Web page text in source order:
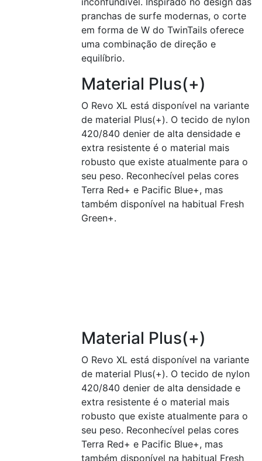
pranchas de surfe modernas, o corte
em forma de W do TwinTails oferece
uma combinação de direção e
equilíbrio.
Material Plus(+)
O Revo XL está disponível na variante
de material Plus(+). O tecido de nylon
420/840 denier de alta densidade e
extra resistente é o material mais
robusto que existe atualmente para o
seu peso. Reconhecível pelas cores
Terra Red+ e Pacific Blue+, mas
também disponível na habitual Fresh
Green+.
Material Plus(+)
O Revo XL está disponível na variante
de material Plus(+). O tecido de nylon
420/840 denier de alta densidade e
extra resistente é o material mais
robusto que existe atualmente para o
seu peso. Reconhecível pelas cores
Terra Red+ e Pacific Blue+, mas
também disponível na habitual Fresh